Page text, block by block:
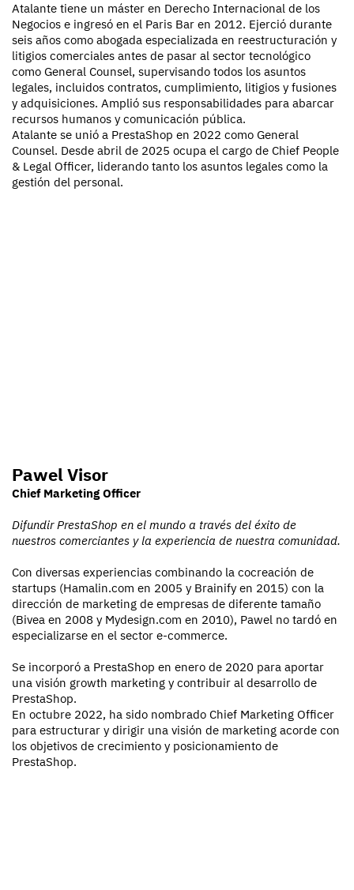
Atalante tiene un máster en Derecho Internacional de los
Negocios e ingresó en el Paris Bar en 2012. Ejerció durante
seis años como abogada especializada en reestructuración y
litigios comerciales antes de pasar al sector tecnológico
como General Counsel, supervisando todos los asuntos
legales, incluidos contratos, cumplimiento, litigios y fusiones
y adquisiciones. Amplió sus responsabilidades para abarcar
recursos humanos y comunicación pública.
Atalante se unió a PrestaShop en 2022 como General
Counsel. Desde abril de 2025 ocupa el cargo de Chief People
& Legal Officer, liderando tanto los asuntos legales como la
gestión del personal.
Pawel Visor
Chief Marketing Officer
Difundir PrestaShop en el mundo a través del éxito de
nuestros comerciantes y la experiencia de nuestra comunidad.
Con diversas experiencias combinando la cocreación de
startups (Hamalin.com en 2005 y Brainify en 2015) con la
dirección de marketing de empresas de diferente tamaño
(Bivea en 2008 y Mydesign.com en 2010), Pawel no tardó en
especializarse en el sector e-commerce.
Se incorporó a PrestaShop en enero de 2020 para aportar
una visión growth marketing y contribuir al desarrollo de
PrestaShop.
En octubre 2022, ha sido nombrado Chief Marketing Officer
para estructurar y dirigir una visión de marketing acorde con
los objetivos de crecimiento y posicionamiento de
PrestaShop.